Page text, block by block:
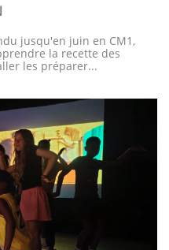
jusqu'en juin en CM1,
la recette des
les préparer...